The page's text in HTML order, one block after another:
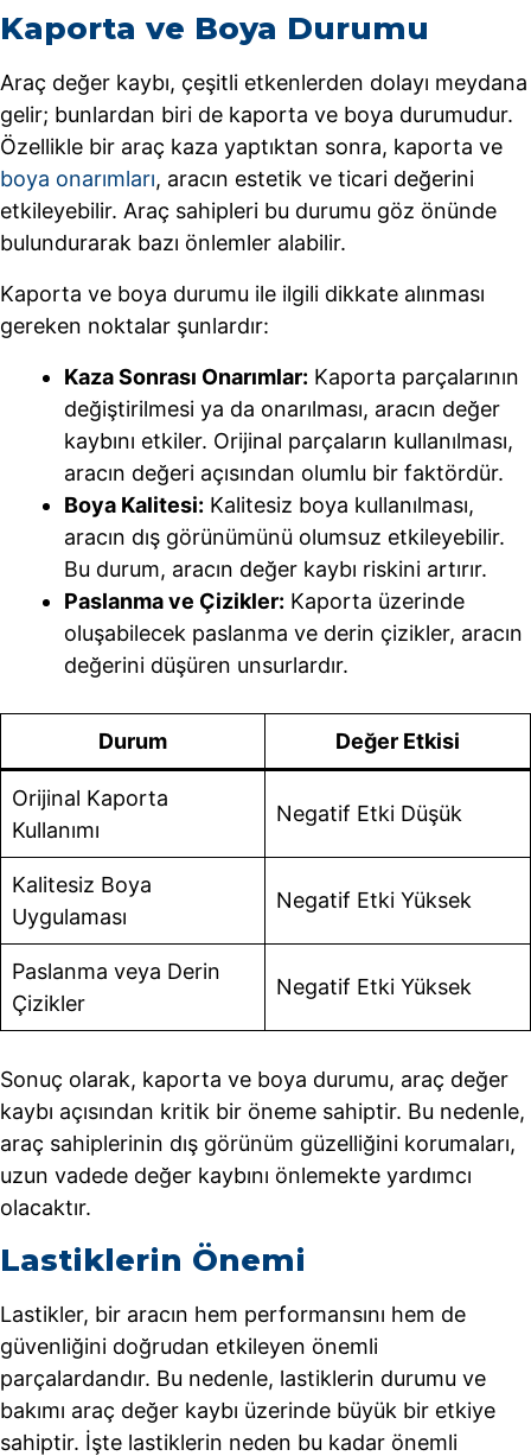
Kaporta ve Boya Durumu
Araç değer kaybı, çeşitli etkenlerden dolayı meydana
gelir; bunlardan biri de kaporta ve boya durumudur.
Özellikle bir araç kaza yaptıktan sonra, kaporta ve
boya onarımları, aracın estetik ve ticari değerini
etkileyebilir. Araç sahipleri bu durumu göz önünde
bulundurarak bazı önlemler alabilir.
Kaporta ve boya durumu ile ilgili dikkate alınması
gereken noktalar şunlardır:
Kaza Sonrası Onarımlar: Kaporta parçalarının
değiştirilmesi ya da onarılması, aracın değer
kaybını etkiler. Orijinal parçaların kullanılması,
aracın değeri açısından olumlu bir faktördür.
Boya Kalitesi: Kalitesiz boya kullanılması,
aracın dış görünümünü olumsuz etkileyebilir.
Bu durum, aracın değer kaybı riskini artırır.
Paslanma ve Çizikler: Kaporta üzerinde
oluşabilecek paslanma ve derin çizikler, aracın
değerini düşüren unsurlardır.
Durum Değer Etkisi
Orijinal Kaporta
Kullanımı
Negatif Etki Düşük
Kalitesiz Boya
Uygulaması
Negatif Etki Yüksek
Paslanma veya Derin
Çizikler
Negatif Etki Yüksek
Sonuç olarak, kaporta ve boya durumu, araç değer
kaybı açısından kritik bir öneme sahiptir. Bu nedenle,
araç sahiplerinin dış görünüm güzelliğini korumaları,
uzun vadede değer kaybını önlemekte yardımcı
olacaktır.
Lastiklerin Önemi
Lastikler, bir aracın hem performansını hem de
güvenliğini doğrudan etkileyen önemli
parçalardandır. Bu nedenle, lastiklerin durumu ve
bakımı araç değer kaybı üzerinde büyük bir etkiye
sahiptir. İşte lastiklerin neden bu kadar önemli